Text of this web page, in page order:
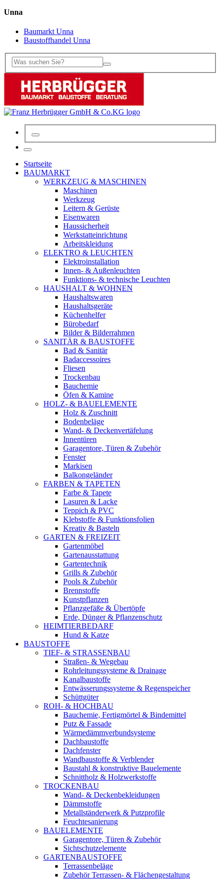
Unna
Baumarkt Unna
Baustoffhandel Unna
Startseite
BAUMARKT
WERKZEUG & MASCHINEN
Maschinen
Werkzeug
Leitern & Gerüste
Eisenwaren
Haussicherheit
Werkstatteinrichtung
Arbeitskleidung
ELEKTRO & LEUCHTEN
Elektroinstallation
Innen- & Außenleuchten
Funktions- & technische Leuchten
HAUSHALT & WOHNEN
Haushaltswaren
Haushaltsgeräte
Küchenhelfer
Bürobedarf
Bilder & Bilderrahmen
SANITÄR & BAUSTOFFE
Bad & Sanitär
Badaccessoires
Fliesen
Trockenbau
Bauchemie
Öfen & Kamine
HOLZ- & BAUELEMENTE
Holz & Zuschnitt
Bodenbeläge
Wand- & Deckenvertäfelung
Innentüren
Garagentore, Türen & Zubehör
Fenster
Markisen
Balkongeländer
FARBEN & TAPETEN
Farbe & Tapete
Lasuren & Lacke
Teppich & PVC
Klebstoffe & Funktionsfolien
Kreativ & Basteln
GARTEN & FREIZEIT
Gartenmöbel
Gartenausstattung
Gartentechnik
Grills & Zubehör
Pools & Zubehör
Brennstoffe
Kunstpflanzen
Pflanzgefäße & Übertöpfe
Erde, Dünger & Pflanzenschutz
HEIMTIERBEDARF
Hund & Katze
BAUSTOFFE
TIEF- & STRASSENBAU
Straßen- & Wegebau
Rohrleitungssysteme & Drainage
Kanalbaustoffe
Entwässerungssysteme & Regenspeicher
Schüttgüter
ROH- & HOCHBAU
Bauchemie, Fertigmörtel & Bindemittel
Putz & Fassade
Wärmedämmverbundsysteme
Dachbaustoffe
Dachfenster
Wandbaustoffe & Verblender
Baustahl & konstruktive Bauelemente
Schnittholz & Holzwerkstoffe
TROCKENBAU
Wand- & Deckenbekleidungen
Dämmstoffe
Metallständerwerk & Putzprofile
Feuchtesanierung
BAUELEMENTE
Garagentore, Türen & Zubehör
Sichtschutzelemente
GARTENBAUSTOFFE
Terrassenbeläge
Zubehör Terrassen- & Flächengestaltung